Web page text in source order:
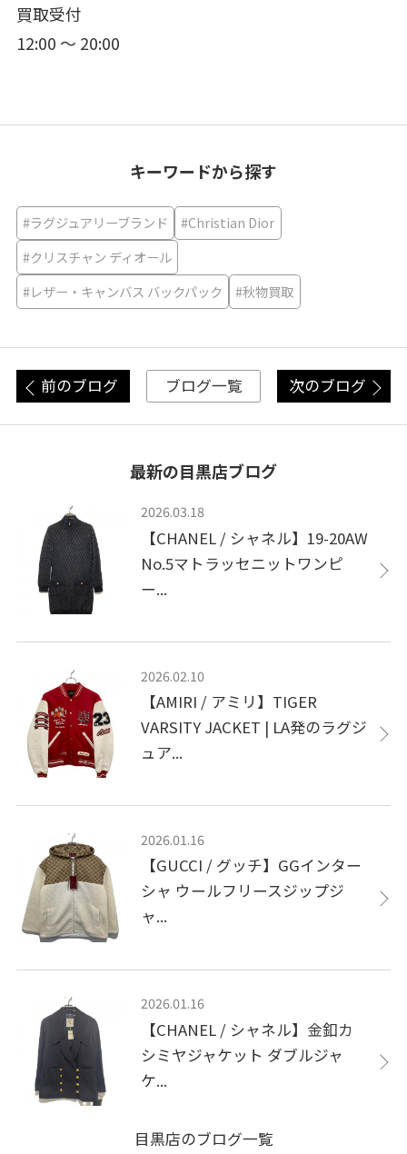
買取受付
12:00 ～ 20:00
キーワードから探す
#ラグジュアリーブランド
#Christian Dior
#クリスチャン ディオール
#レザー・キャンバス バックパック
#秋物買取
前のブログ ブログ一覧 次のブログ
最新の目黒店ブログ
2026.03.18
【CHANEL / シャネル】19-20AW
No.5マトラッセニットワンピ
ー...
2026.02.10
【AMIRI / アミリ】TIGER
VARSITY JACKET | LA発のラグジ
ュア...
2026.01.16
【GUCCI / グッチ】GGインター
シャ ウールフリースジップジ
ャ...
2026.01.16
【CHANEL / シャネル】金釦カ
シミヤジャケット ダブルジャ
ケ...
目黒店のブログ一覧